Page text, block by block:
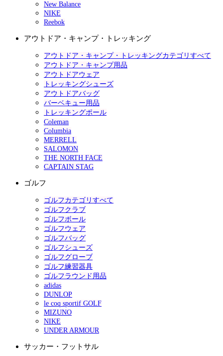
New Balance
NIKE
Reebok
アウトドア・キャンプ・トレッキング
アウトドア・キャンプ・トレッキングカテゴリすべて
アウトドア・キャンプ用品
アウトドアウェア
トレッキングシューズ
アウトドアバッグ
バーベキュー用品
トレッキングポール
Coleman
Columbia
MERRELL
SALOMON
THE NORTH FACE
CAPTAIN STAG
ゴルフ
ゴルフカテゴリすべて
ゴルフクラブ
ゴルフボール
ゴルフウェア
ゴルフバッグ
ゴルフシューズ
ゴルフグローブ
ゴルフ練習器具
ゴルフラウンド用品
adidas
DUNLOP
le coq sportif GOLF
MIZUNO
NIKE
UNDER ARMOUR
サッカー・フットサル